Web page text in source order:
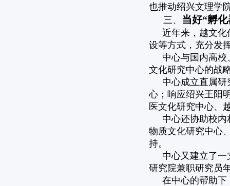
也推动绍兴文理学
三、 当好“孵
近年来，越文
设等方式，充分发
中心与国内高
文化研究中心的战
中心成立直属
心；响应绍兴王阳
医文化研究中心
中心还协助校
物质文化研究中心
持。
中心又建立了
研究院兼职研究
在中心的帮助